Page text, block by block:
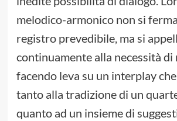
melodico-armonico non si
registro prevedibile, ma si
continuamente alla necessità
facendo leva su un interplay
tanto alla tradizione di un
quanto ad un insieme di